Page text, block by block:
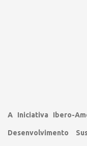
A Iniciativa Ibero-
Desenvolvimento